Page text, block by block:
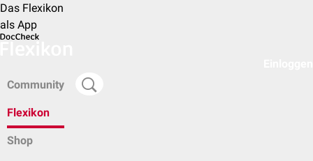
Das Flexikon
als App
Community
Flexikon
Shop